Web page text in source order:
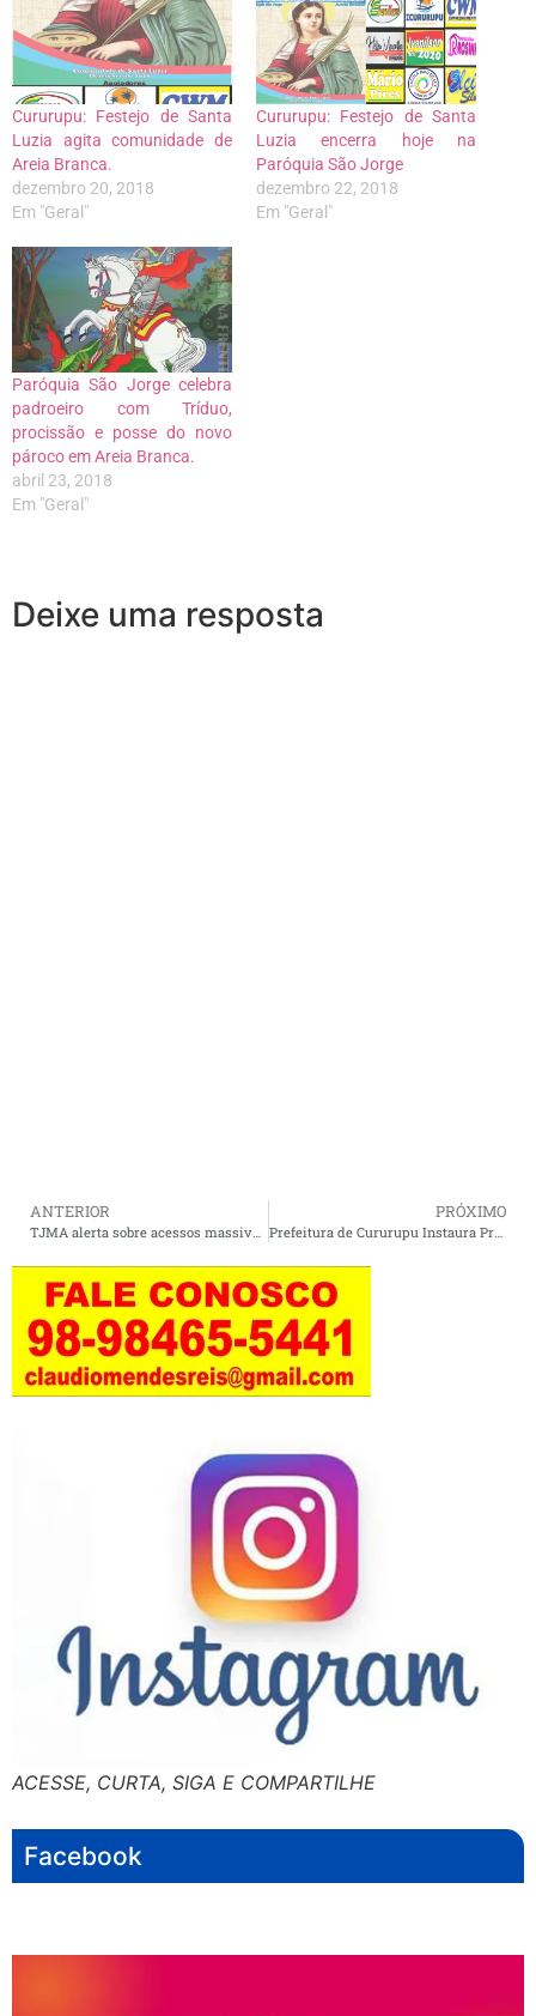
Cururupu: Festejo de Santa
Luzia agita comunidade de
Areia Branca.
dezembro 20, 2018
Em "Geral"
Cururupu: Festejo de Santa
Luzia encerra hoje na
Paróquia São Jorge
dezembro 22, 2018
Em "Geral"
Paróquia São Jorge celebra
padroeiro com Tríduo,
procissão e posse do novo
pároco em Areia Branca.
abril 23, 2018
Em "Geral"
Deixe uma resposta
ANTERIOR
TJMA alerta sobre acessos massivos indevidos ao PJe/MA.
PRÓXIMO
Prefeitura de Cururupu Instaura Processo Administrativo contra Servidores da Educação.
ACESSE, CURTA, SIGA E COMPARTILHE
Facebook